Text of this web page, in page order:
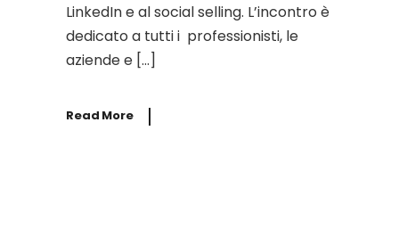
LinkedIn e al social selling. L’incontro è
dedicato a tutti i professionisti, le
aziende e […]
Read More